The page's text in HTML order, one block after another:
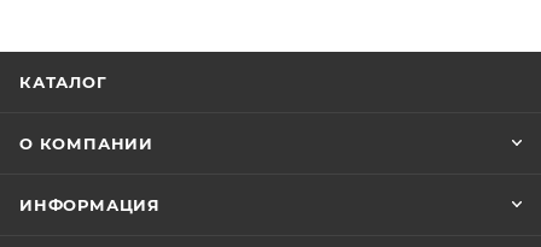
КАТАЛОГ
О КОМПАНИИ
ИНФОРМАЦИЯ